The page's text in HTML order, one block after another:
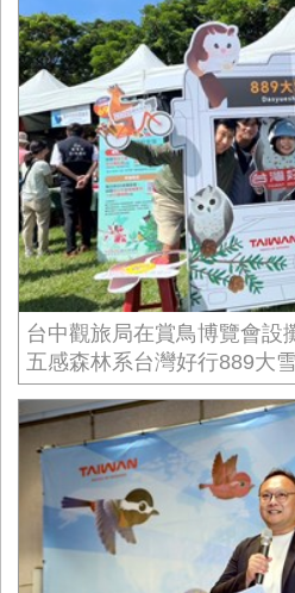
台中觀旅局在賞鳥博覽會設
五感森林系台灣好行889大